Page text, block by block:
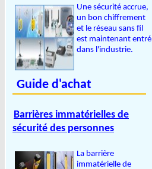
Une sécurité accrue,
un bon chiffrement
et le réseau sans fil
est maintenant entré
dans l'industrie.
Guide d'achat
Barrières immatérielles de
sécurité des personnes
La barrière
immatérielle de